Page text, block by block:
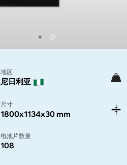
地区
尼日利亚
尺寸
1800x1134x30 mm
电池片数量
108